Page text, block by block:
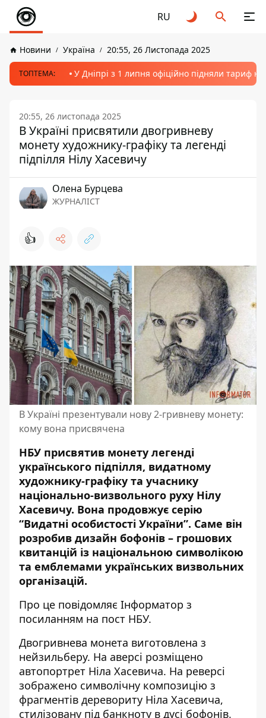
RU
Новини Україна 20:55, 26 Листопада 2025
ТОПТЕМА: У Дніпрі з 1 липня офіційно підняли тариф
20:55, 26 листопада 2025
В Україні присвятили двогривневу
монету художнику-графіку та легенді
підпілля Нілу Хасевичу
Олена Бурцева
ЖУРНАЛІСТ
👍
В Україні презентували нову 2-гривневу монету:
кому вона присвячена
НБУ присвятив монету легенді
українського підпілля, видатному
художнику-графіку та учаснику
національно-визвольного руху Нілу
Хасевичу. Вона продовжує серію
“Видатні особистості України”. Саме він
розробив дизайн бофонів – грошових
квитанцій із національною символікою
та емблемами українських визвольних
організацій.
Про це повідомляє Інформатор з
посиланням на пост НБУ.
Двогривнева монета виготовлена з
нейзильберу. На аверсі розміщено
автопортрет Ніла Хасевича. На реверсі
зображено символічну композицію з
фрагментів деревориту Ніла Хасевича,
стилізовану під банкноту в дусі бофонів.